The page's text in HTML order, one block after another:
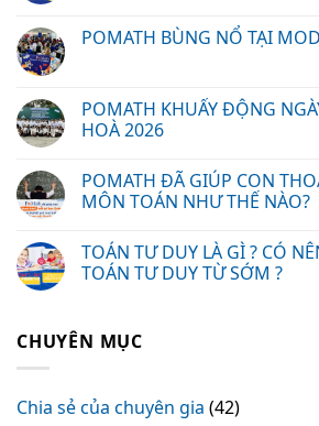
POMATH BÙNG NỔ TẠI
POMATH KHUẤY ĐỘNG
HOÀ 2026
POMATH ĐÃ GIÚP CON
MÔN TOÁN NHƯ THẾ NÀO?
TOÁN TƯ DUY LÀ GÌ ? CÓ
TOÁN TƯ DUY TỪ SỚM ?
CHUYÊN MỤC
Chia sẻ của chuyên gia (42)